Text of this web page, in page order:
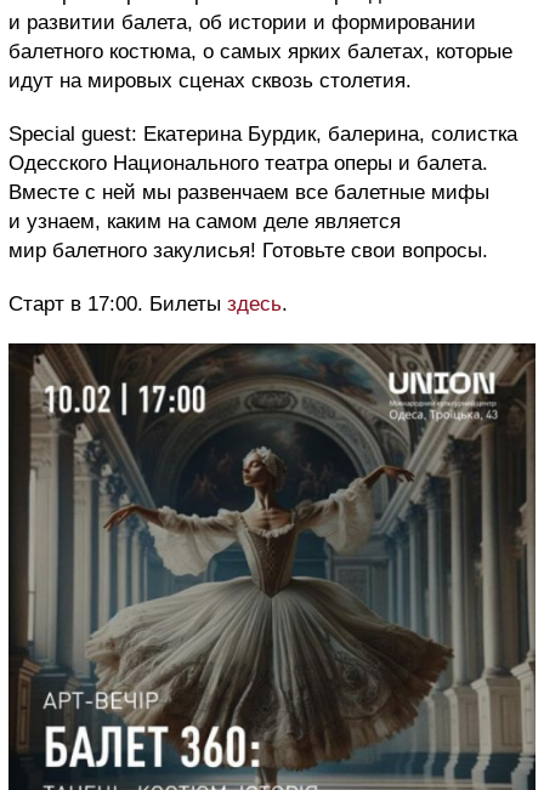
и развитии балета, об истории и формировании
балетного костюма, о самых ярких балетах, которые
идут на мировых сценах сквозь столетия.
Special guest: Екатерина Бурдик, балерина, солистка
Одесского Национального театра оперы и балета.
Вместе с ней мы развенчаем все балетные мифы
и узнаем, каким на самом деле является
мир балетного закулисья! Готовьте свои вопросы.
Старт в 17:00. Билеты здесь.